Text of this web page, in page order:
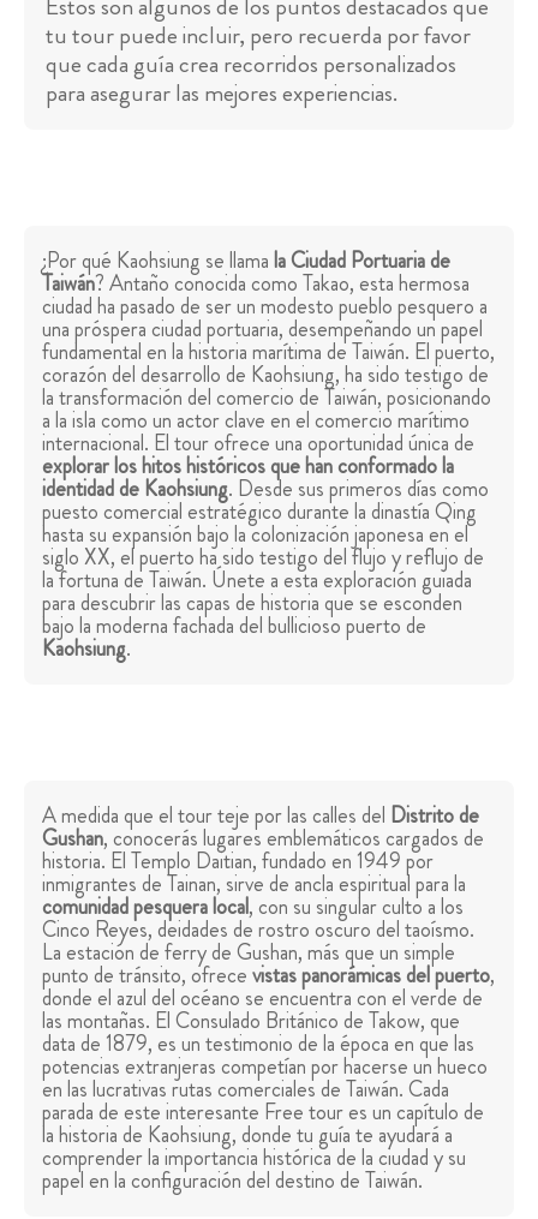
tu tour puede incluir, pero recuerda por favor
que cada guía crea recorridos personalizados
para asegurar las mejores experiencias.
¿Por qué Kaohsiung se llamala Ciudad Portuaria de
Taiwán? Antaño conocida como Takao, esta hermosa
ciudad ha pasado de ser un modesto pueblo pesquero a
una próspera ciudad portuaria, desempeñando un papel
fundamental en la historia marítima de Taiwán. El puerto,
corazón del desarrollo de Kaohsiung, ha sido testigo de
la transformación del comercio de Taiwán, posicionando
a la isla como un actor clave en el comercio marítimo
internacional. El tour ofrece una oportunidad única de
explorar los hitos históricos que han conformado la
identidad de Kaohsiung. Desde sus primeros días como
puesto comercial estratégico durante la dinastía Qing
hasta su expansión bajo la colonización japonesa en el
siglo XX, el puerto ha sido testigo del flujo y reflujo de
la fortuna de Taiwán. Únete a esta exploración guiada
para descubrir las capas de historia que se esconden
bajo la moderna fachada del bullicioso puerto de
Kaohsiung.
A medida que el tour teje por las calles del Distrito de
Gushan, conocerás lugares emblemáticos cargados de
historia. El Templo Daitian, fundado en 1949 por
inmigrantes de Tainan, sirve de ancla espiritual para la
comunidad pesquera local, con su singular culto a los
Cinco Reyes, deidades de rostro oscuro del taoísmo.
La estación de ferry de Gushan, más que un simple
punto de tránsito, ofrecevistas panorámicas del puerto,
donde el azul del océano se encuentra con el verde de
las montañas. El Consulado Británico de Takow, que
data de 1879, es un testimonio de la época en que las
potencias extranjeras competían por hacerse un hueco
en las lucrativas rutas comerciales de Taiwán. Cada
parada de este interesante Free tour es un capítulo de
la historia de Kaohsiung, donde tu guía te ayudará a
comprender la importancia histórica de la ciudad y su
papel en la configuración del destino de Taiwán.